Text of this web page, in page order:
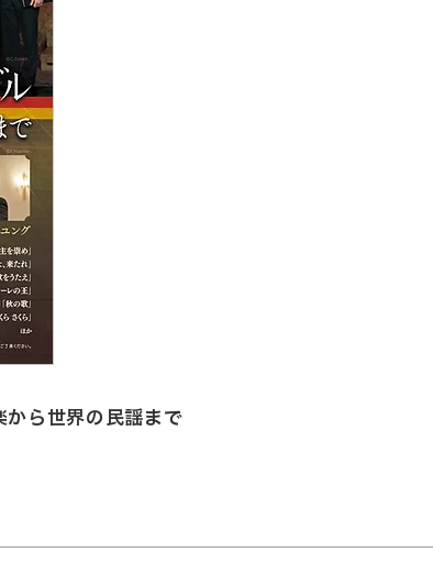
から世界の民謡まで